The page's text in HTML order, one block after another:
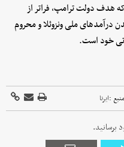
هدف دولت ترامپ، فراتر از
درآمدهای ملی ونزوئلا و محروم
خود است.
منبع :ایرنا
برسانید.